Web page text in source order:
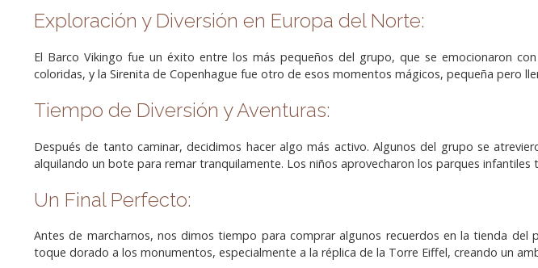
Exploración y Diversión en Europa del Norte:
El Barco Vikingo fue un éxito entre los más pequeños del grupo, que se emocionaron
coloridas, y la Sirenita de Copenhague fue otro de esos momentos mágicos, pequeña pero
Tiempo de Diversión y Aventuras:
Después de tanto caminar, decidimos hacer algo más activo. Algunos del grupo se
alquilando un bote para remar tranquilamente. Los niños aprovecharon los parques
Un Final Perfecto:
Antes de marcharnos, nos dimos tiempo para comprar algunos recuerdos en la tienda
toque dorado a los monumentos, especialmente a la réplica de la Torre Eiffel, creando un